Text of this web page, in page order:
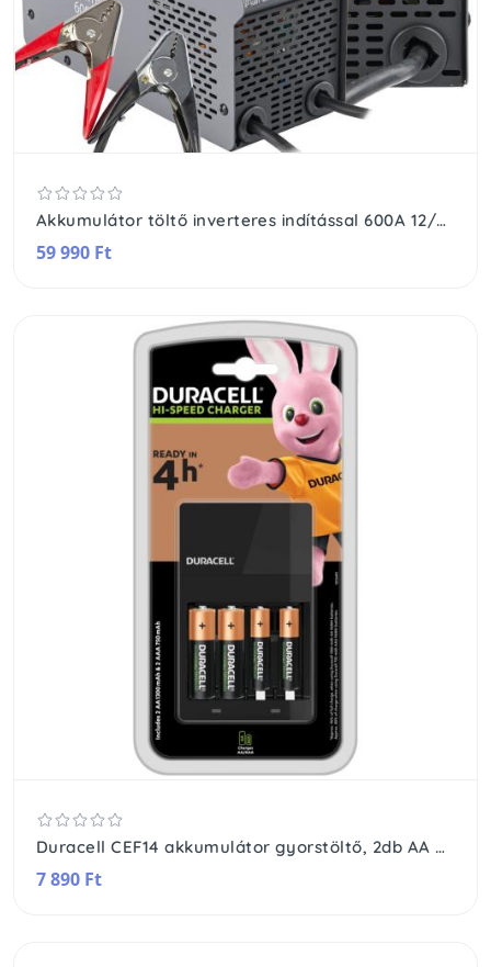
Akkumulátor töltő inverteres indítással 600A 12/24 V Töltő 80A PM-PI-600T
59 990 Ft
Duracell CEF14 akkumulátor gyorstöltő, 2db AA és 2db AAA újratölthető akkumulátorral
7 890 Ft